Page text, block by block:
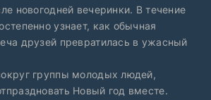
новогодней вечеринки. В течение
узнает, как обычная
друзей превратилась в ужасный
группы молодых людей,
Новый год вместе.